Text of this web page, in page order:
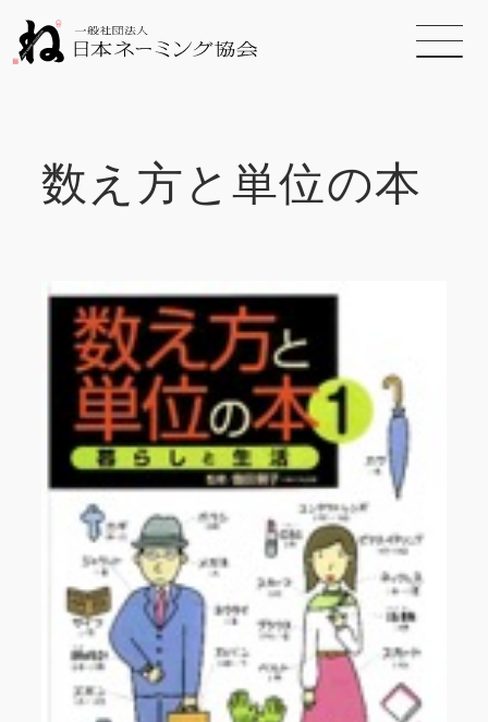
数え方と単位の本